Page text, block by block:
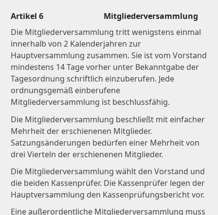
Artikel 6 Mitgliederversammlung
Die Mitgliederversammlung tritt wenigstens einmal
innerhalb von 2 Kalenderjahren zur
Hauptversammlung zusammen. Sie ist vom Vorstand
mindestens 14 Tage vorher unter Bekanntgabe der
Tagesordnung schriftlich einzuberufen. Jede
ordnungsgemäß einberufene
Mitgliederversammlung ist beschlussfähig.
Die Mitgliederversammlung beschließt mit einfacher
Mehrheit der erschienenen Mitglieder.
Satzungsänderungen bedürfen einer Mehrheit von
drei Vierteln der erschienenen Mitglieder.
Die Mitgliederversammlung wählt den Vorstand und
die beiden Kassenprüfer. Die Kassenprüfer legen der
Hauptversammlung den Kassenprüfungsbericht vor.
Eine außerordentliche Mitgliederversammlung muss